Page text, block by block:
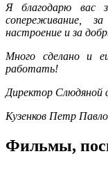
Я благодарю вас
сопереживание,
настроение и за
Много сделано и
работать!
Директор Слюдяной
Кузенков Петр
Фильмы,